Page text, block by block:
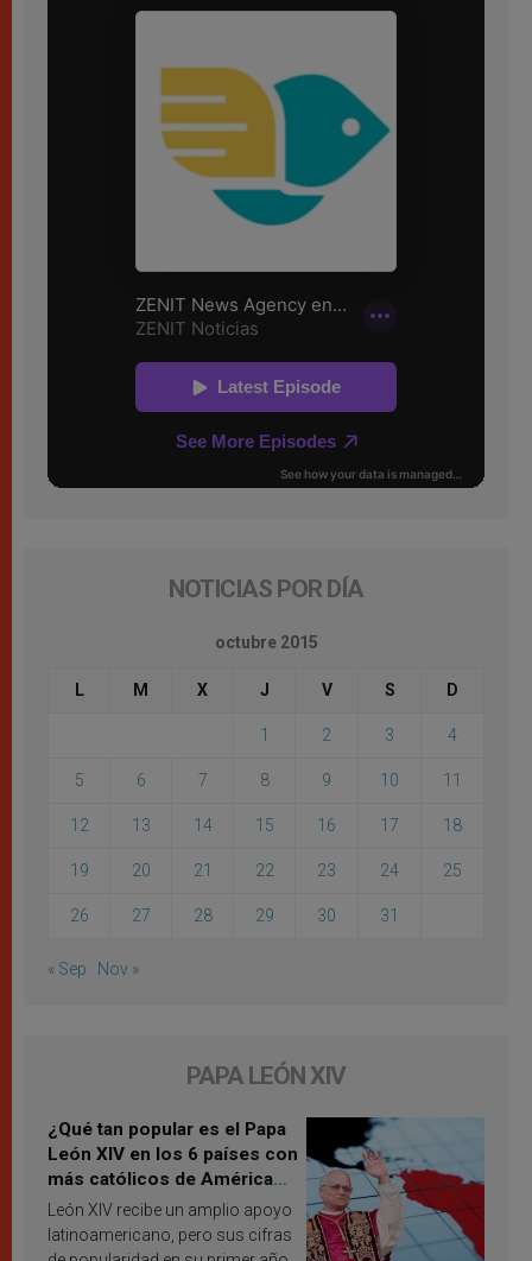
NOTICIAS POR DÍA
octubre 2015
L M X J V S D
1 2 3 4
5 6 7 8 9 10 11
12 13 14 15 16 17 18
19 20 21 22 23 24 25
26 27 28 29 30 31
« Sep Nov »
PAPA LEÓN XIV
¿Qué tan popular es el Papa
León XIV en los 6 países con
más católicos de América
Latina en 2026? Publican
resultados de investigación
León XIV recibe un amplio apoyo
latinoamericano, pero sus cifras